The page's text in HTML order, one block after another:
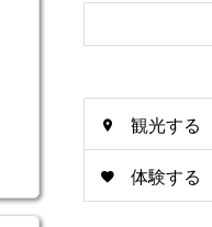
観光する
体験する